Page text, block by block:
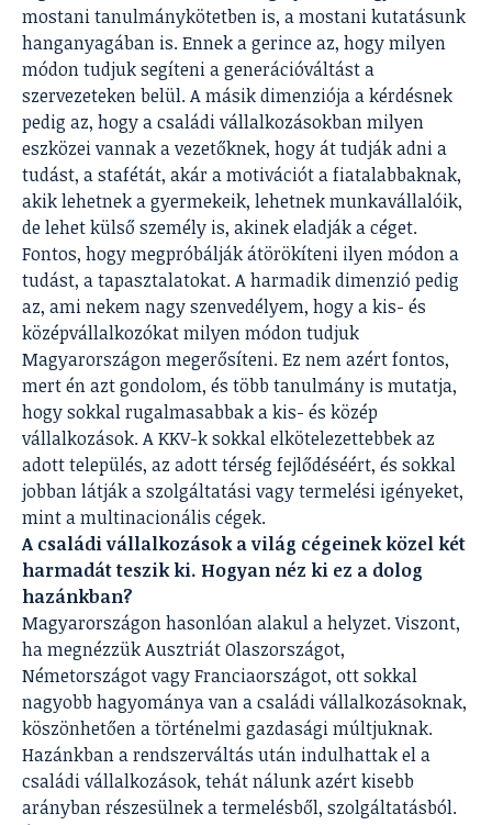
mostani tanulmánykötetben is, a mostani kutatásunk
hanganyagában is. Ennek a gerince az, hogy milyen
módon tudjuk segíteni a generációváltást a
szervezeteken belül. A másik dimenziója a kérdésnek
pedig az, hogy a családi vállalkozásokban milyen
eszközei vannak a vezetőknek, hogy át tudják adni a
tudást, a stafétát, akár a motivációt a fiatalabbaknak,
akik lehetnek a gyermekeik, lehetnek munkavállalóik,
de lehet külső személy is, akinek eladják a céget.
Fontos, hogy megpróbálják átörökíteni ilyen módon a
tudást, a tapasztalatokat. A harmadik dimenzió pedig
az, ami nekem nagy szenvedélyem, hogy a kis- és
középvállalkozókat milyen módon tudjuk
Magyarországon megerősíteni. Ez nem azért fontos,
mert én azt gondolom, és több tanulmány is mutatja,
hogy sokkal rugalmasabbak a kis- és közép
vállalkozások. A KKV-k sokkal elkötelezettebbek az
adott település, az adott térség fejlődéséért, és sokkal
jobban látják a szolgáltatási vagy termelési igényeket,
mint a multinacionális cégek.
A családi vállalkozások a világ cégeinek közel két
harmadát teszik ki. Hogyan néz ki ez a dolog
hazánkban?
Magyarországon hasonlóan alakul a helyzet. Viszont,
ha megnézzük Ausztriát Olaszországot,
Németországot vagy Franciaországot, ott sokkal
nagyobb hagyománya van a családi vállalkozásoknak,
köszönhetően a történelmi gazdasági múltjuknak.
Hazánkban a rendszerváltás után indulhattak el a
családi vállalkozások, tehát nálunk azért kisebb
arányban részesülnek a termelésből, szolgáltatásból.